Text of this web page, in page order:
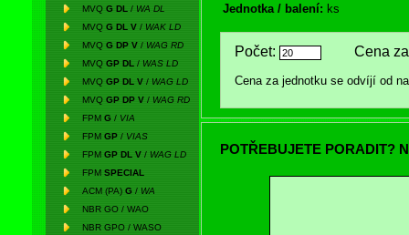
MVQ G DL / WA DL
MVQ G DL V / WAK LD
MVQ G DP V / WAG RD
MVQ GP DL / WAS LD
MVQ GP DL V / WAG LD
MVQ GP DP V / WAG RD
FPM G / VIA
FPM GP / VIAS
FPM GP DL V / WAG LD
FPM SPECIAL
ACM (PA) G / WA
NBR GO / WAO
NBR GPO / WASO
Jednotka / balení: ks
Počet: Cena za
Cena za jednotku se odvíjí od
POTŘEBUJETE PORADIT?